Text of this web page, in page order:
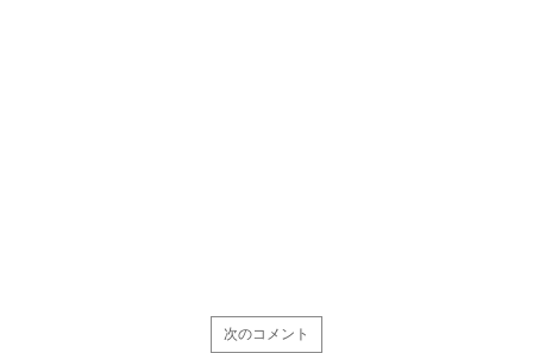
次のコメント